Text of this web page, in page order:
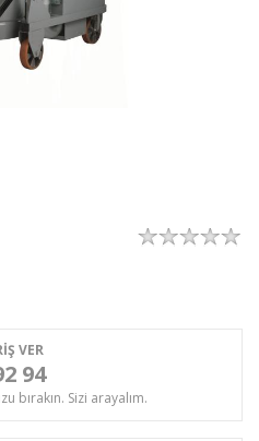
VER
94
bırakın. Sizi arayalım.